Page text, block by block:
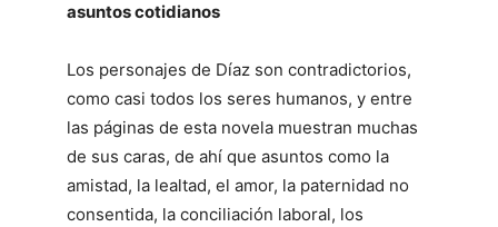
asuntos cotidianos
Los personajes de Díaz son contradictorios,
como casi todos los seres humanos, y entre
las páginas de esta novela muestran muchas
de sus caras, de ahí que asuntos como la
amistad, la lealtad, el amor, la paternidad no
consentida, la conciliación laboral, los